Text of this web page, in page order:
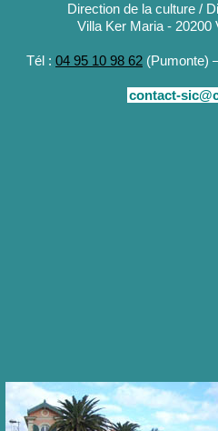
Direction de la culture /
Villa Ker Maria - 20200
Tél : 04 95 10 98 62 (Pumonte)
contact-